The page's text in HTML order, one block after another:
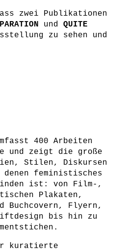
zwei Publikationen
und QUITE
zu sehen und
400 Arbeiten
und zeigt die große
Stilen, Diskursen
feministisches
ist: von Film-,
Plakaten,
Buchcovern, Flyern,
bis hin zu
kuratierte